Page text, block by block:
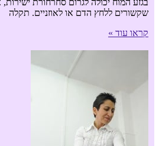
בגזע המוח יכולה לגרום סחרחורת ישירות,
שקשורים ללחץ הדם או לאוזניים. תקלה
קראו עוד »